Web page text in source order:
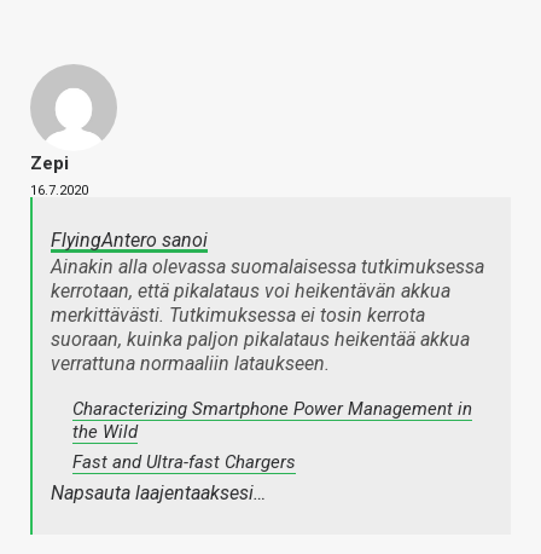
Zepi
16.7.2020
FlyingAntero sanoi
Ainakin alla olevassa suomalaisessa tutkimuksessa
kerrotaan, että pikalataus voi heikentävän akkua
merkittävästi. Tutkimuksessa ei tosin kerrota
suoraan, kuinka paljon pikalataus heikentää akkua
verrattuna normaaliin lataukseen.
Characterizing Smartphone Power Management in
the Wild
Fast and Ultra-fast Chargers
Napsauta laajentaaksesi…